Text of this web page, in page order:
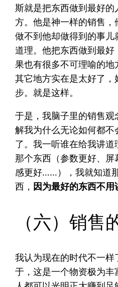
斯就是把东西做到最好
方。他是神一样的销售
做不到他却做得到的事
道理。他把东西做到最
果也有很多不可理喻的
其它地方实在是太好了
步。就是这样。
于是，我脑子里的销售
解我为什么无论如何都
了。我一听谁在给我讲
那个东西（参数更好、
感更好……），我就知道
西， 因为最好的东西不用
（六）销售
我认为现在的时代不一
于，这是一个物资极为